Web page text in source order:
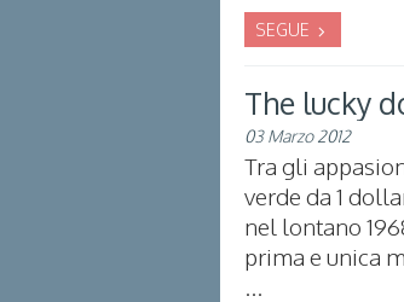
SEGUE
The lucky
03 Marzo 2012
Tra gli
verde da 1
nel lontano
prima e unica
...